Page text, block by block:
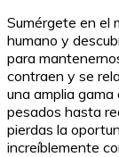
Sumérgete en el
humano y
para
contraen y se
una amplia
pesados hasta
pierdas la
increíblemente